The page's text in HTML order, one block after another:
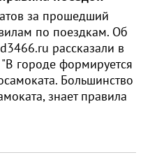
за прошедший
по поездкам. Об
рассказали в
"В городе формируется
Большинство
знает правила